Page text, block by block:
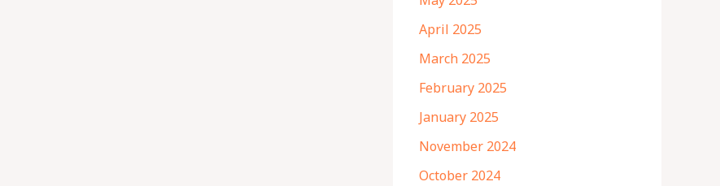
April 2025
March 2025
February 2025
January 2025
November 2024
October 2024